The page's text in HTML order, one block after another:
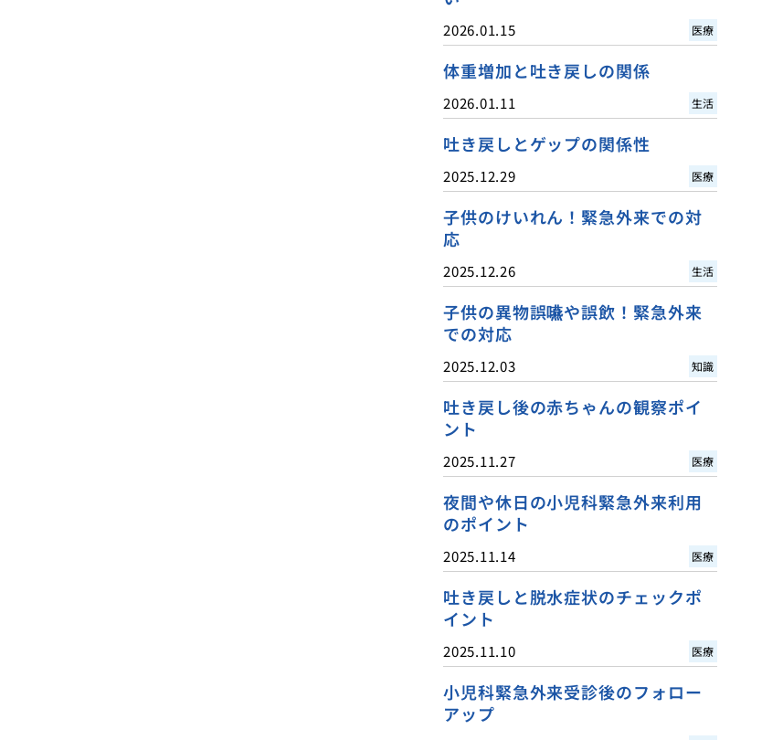
2026.01.15 医療
体重増加と吐き戻しの関係
2026.01.11 生活
吐き戻しとゲップの関係性
2025.12.29 医療
子供のけいれん！緊急外来での対
応
2025.12.26 生活
子供の異物誤嚥や誤飲！緊急外来
での対応
2025.12.03 知識
吐き戻し後の赤ちゃんの観察ポイ
ント
2025.11.27 医療
夜間や休日の小児科緊急外来利用
のポイント
2025.11.14 医療
吐き戻しと脱水症状のチェックポ
イント
2025.11.10 医療
小児科緊急外来受診後のフォロー
アップ